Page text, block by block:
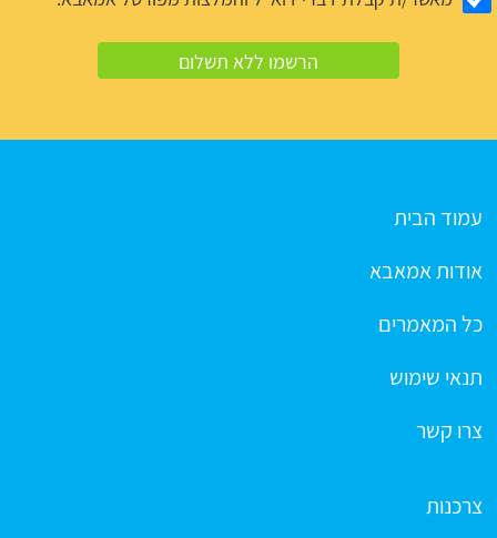
עמוד הבית
אודות אמאבא
כל המאמרים
תנאי שימוש
צרו קשר
צרכנות